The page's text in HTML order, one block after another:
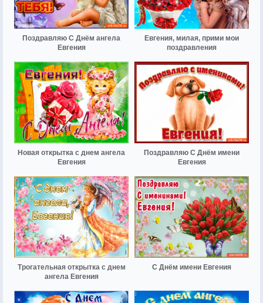
Поздравляю С Днём ангела
Евгения
Евгения, милая, прими мои
поздравления
Новая открытка с днем ангела
Евгения
Поздравляю С Днём имени
Евгения
Трогательная открытка с днем
ангела Евгения
С Днём имени Евгения